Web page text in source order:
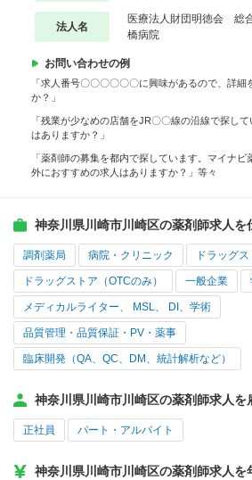
法人名
医療法人財団明徳会 総
橋病院
お問い合わせの例
「求人番号〇〇〇〇〇〇に興味があるので、詳細
か？」
「残業が少なめの店舗をJR〇〇線の沿線で探し
はありますか？」
「薬剤師の募集を都内で探しています。マイナ
外におすすめの求人はありますか？」等々
神奈川県川崎市川崎区の薬剤師求人を
調剤薬局 病院・クリニック ドラッグス
ドラッグストア（OTCのみ） 一般企業
メディカルライター、 MSL、 DI、学術
品質管理・品質保証・PV・薬事
臨床開発（QA、QC、DM、統計解析など）
神奈川県川崎市川崎区の薬剤師求人を
正社員 パート・アルバイト
神奈川県川崎市川崎区の薬剤師求人を